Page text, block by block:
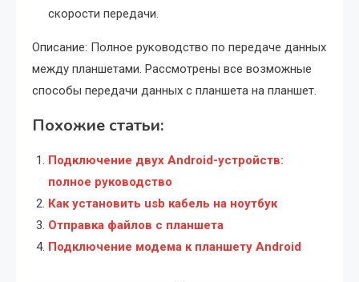
скорости передачи.
Описание: Полное руководство по передаче данных
между планшетами. Рассмотрены все возможные
способы передачи данных с планшета на планшет.
Похожие статьи:
Подключение двух Android-устройств:
полное руководство
Как установить usb кабель на ноутбук
Отправка файлов с планшета
Подключение модема к планшету Android